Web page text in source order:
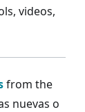
videos,
from the
nuevas o